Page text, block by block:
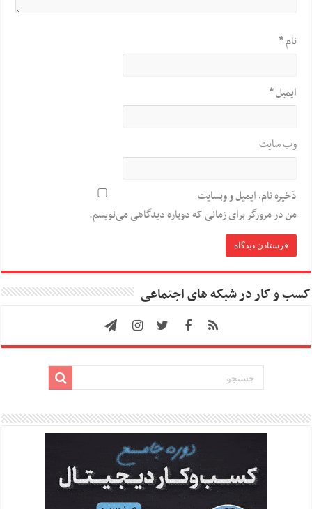
نام*
ایمیل*
وب‌ سایت
ذخیره نام، ایمیل و وبسایت
من در مرورگر برای زمانی که دوباره دیدگاهی می‌نویسم.
کسب و کار در شبکه های اجتماعی